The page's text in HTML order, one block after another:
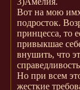
Вот на мою
подросток.
принцесса, то
привыкшае
внушить, что
Но при всем
жесткие